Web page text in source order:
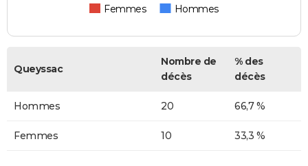
Femmes Hommes
Queyssac
Nombre de
décès
% des
décès
Hommes 20 66,7 %
Femmes 10 33,3 %